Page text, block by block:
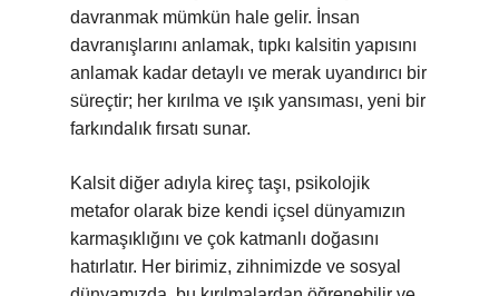
davranmak mümkün hale gelir. İnsan
davranışlarını anlamak, tıpkı kalsitin yapısını
anlamak kadar detaylı ve merak uyandırıcı bir
süreçtir; her kırılma ve ışık yansıması, yeni bir
farkındalık fırsatı sunar.
Kalsit diğer adıyla kireç taşı, psikolojik
metafor olarak bize kendi içsel dünyamızın
karmaşıklığını ve çok katmanlı doğasını
hatırlatır. Her birimiz, zihnimizde ve sosyal